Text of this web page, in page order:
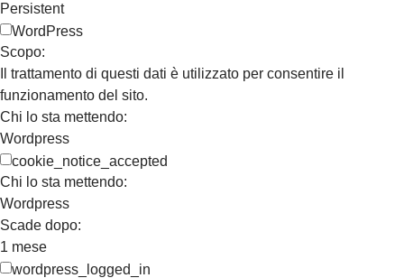
Persistent
WordPress
Scopo:
Il trattamento di questi dati è utilizzato per consentire il
funzionamento del sito.
Chi lo sta mettendo:
Wordpress
cookie_notice_accepted
Chi lo sta mettendo:
Wordpress
Scade dopo:
1 mese
wordpress_logged_in